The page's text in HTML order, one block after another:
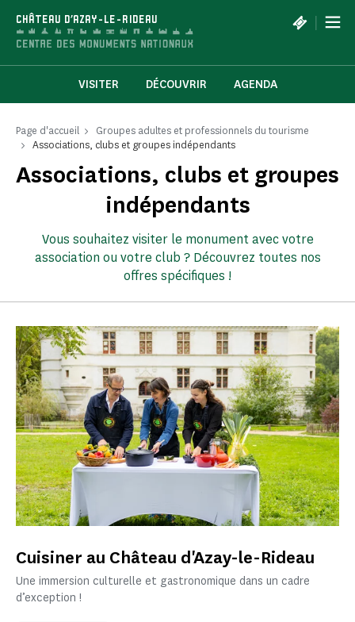
CHÂTEAU D'AZAY-LE-RIDEAU |
VISITER DÉCOUVRIR AGENDA
Page d'accueil
Groupes adultes et professionnels du tourisme
Associations, clubs et groupes indépendants
Associations, clubs et groupes
indépendants
Vous souhaitez visiter le monument avec votre
association ou votre club ? Découvrez toutes nos
offres spécifiques !
Cuisiner au Château d'Azay-le-Rideau
Une immersion culturelle et gastronomique dans un cadre
d’exception !